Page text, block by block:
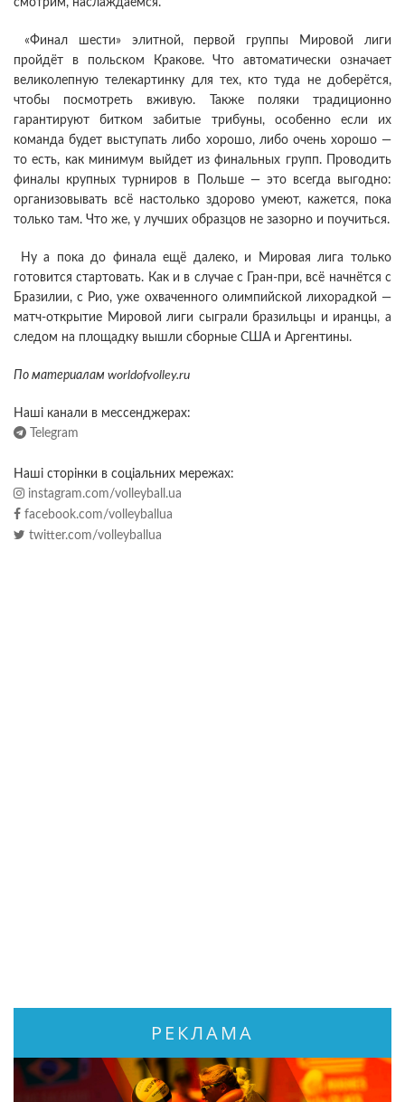
смотрим, наслаждаемся.
«Финал шести» элитной, первой группы Мировой лиги
пройдёт в польском Кракове. Что автоматически означает
великолепную телекартинку для тех, кто туда не доберётся,
чтобы посмотреть вживую. Также поляки традиционно
гарантируют битком забитые трибуны, особенно если их
команда будет выступать либо хорошо, либо очень хорошо —
то есть, как минимум выйдет из финальных групп. Проводить
финалы крупных турниров в Польше — это всегда выгодно:
организовывать всё настолько здорово умеют, кажется, пока
только там. Что же, у лучших образцов не зазорно и поучиться.
Ну а пока до финала ещё далеко, и Мировая лига только
готовится стартовать. Как и в случае с Гран-при, всё начнётся с
Бразилии, с Рио, уже охваченного олимпийской лихорадкой —
матч-открытие Мировой лиги сыграли бразильцы и иранцы, а
следом на площадку вышли сборные США и Аргентины.
По материалам worldofvolley.ru
Наші канали в мессенджерах:
Telegram
Наші сторінки в соціальних мережах:
instagram.com/volleyball.ua
facebook.com/volleyballua
twitter.com/volleyballua
РЕКЛАМА